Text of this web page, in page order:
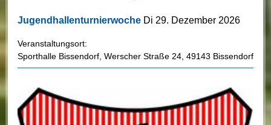
Jugendhallenturnierwoche Di 29. Dezember 2026
Veranstaltungsort:
Sporthalle Bissendorf, Werscher Straße 24, 49143 Bissendorf